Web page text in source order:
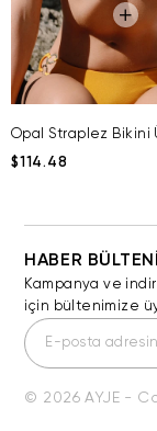
Opal Straplez Bikini
$114.48
HABER BÜLTENİ
Kampanya ve
için bültenimize
© 2026 AYJE -